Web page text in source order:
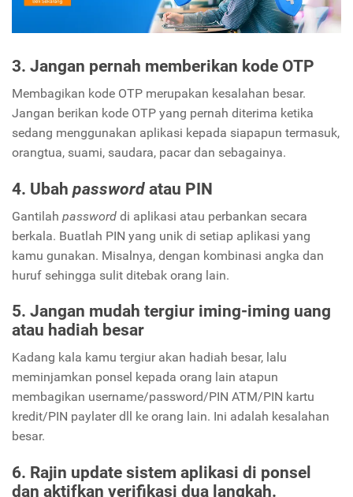
3. Jangan pernah memberikan kode OTP
Membagikan kode OTP merupakan kesalahan besar.
Jangan berikan kode OTP yang pernah diterima ketika
sedang menggunakan aplikasi kepada siapapun termasuk,
orangtua, suami, saudara, pacar dan sebagainya.
4. Ubah password atau PIN
Gantilah password di aplikasi atau perbankan secara
berkala. Buatlah PIN yang unik di setiap aplikasi yang
kamu gunakan. Misalnya, dengan kombinasi angka dan
huruf sehingga sulit ditebak orang lain.
5. Jangan mudah tergiur iming-iming uang
atau hadiah besar
Kadang kala kamu tergiur akan hadiah besar, lalu
meminjamkan ponsel kepada orang lain atapun
membagikan username/password/PIN ATM/PIN kartu
kredit/PIN paylater dll ke orang lain. Ini adalah kesalahan
besar.
6. Rajin update sistem aplikasi di ponsel
dan aktifkan verifikasi dua langkah.